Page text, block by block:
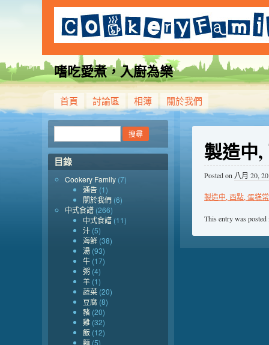
嗜吃愛煮，入廚為樂
首頁 討論區 相簿 關於我們
製造中
Posted on 八月 20,
製造中, 西點, 蛋糕
This entry was
目錄
Cookery Family (7)
通告 (1)
關於我們 (6)
中式食譜 (266)
中式食譜 (11)
汁 (5)
海鮮 (38)
湯 (93)
牛 (17)
粥 (4)
羊 (1)
蔬菜 (20)
豆腐 (8)
豬 (20)
雞 (32)
飯 (12)
麵 (5)